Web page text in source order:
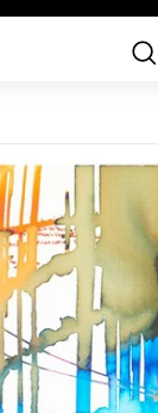
すべての作品を見る
検索